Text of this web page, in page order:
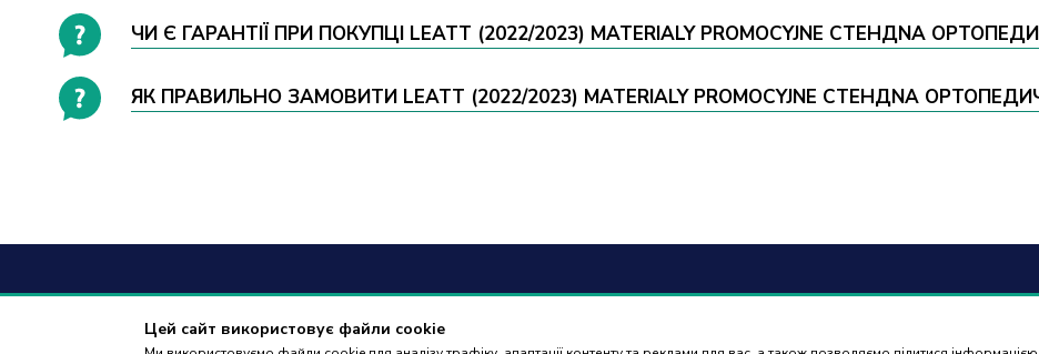
Цей сайт використовує файли cookie
ЧИ Є ГАРАНТІЇ ПРИ ПОКУПЦІ LEATT (2022/2023) MATERIALY PROMOCYJNE СТЕНДNA
ЯК ПРАВИЛЬНО ЗАМОВИТИ LEATT (2022/2023) MATERIALY PROMOCYJNE СТЕНДNA
+38